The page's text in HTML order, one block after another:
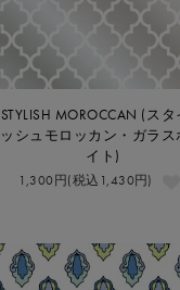
STYLISH MOROCCAN (スタ
ッシュモロッカン・ガラス
イト)
1,300円(税込1,430円)